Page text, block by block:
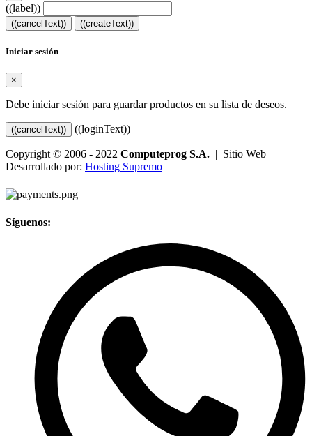
((label))
((cancelText)) ((createText))
Iniciar sesión
×
Debe iniciar sesión para guardar productos en su lista de deseos.
((cancelText)) ((loginText))
Copyright © 2006 - 2022 Computeprog S.A. | Sitio Web
Desarrollado por: Hosting Supremo
Síguenos: